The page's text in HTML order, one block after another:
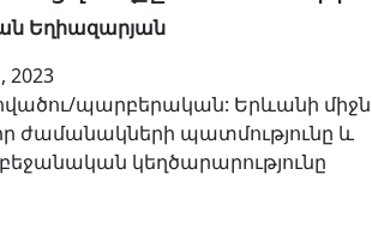
Եղիազարյան
2023
պարբերական: Երևանի
ժամանակների պատմությունը և
կեղծարարությունը